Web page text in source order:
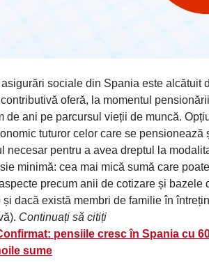
sociale din Spania este alcătuit
oferă, la momentul
de ani pe parcursul vieții de muncă.
tuturor celor care se pensionează
necesar pentru a avea dreptul la
minimă: cea mai mică sumă care
precum anii de cotizare și bazele
și dacă există membri de familie în
Continuați să citiți
pensiile cresc în Spania cu
sume